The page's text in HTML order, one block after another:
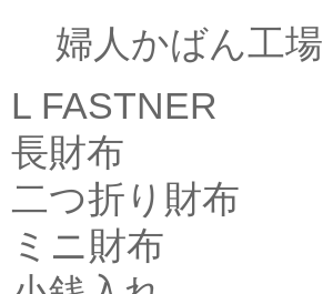
婦人かばん工場
L FASTNER
長財布
二つ折り財布
ミニ財布